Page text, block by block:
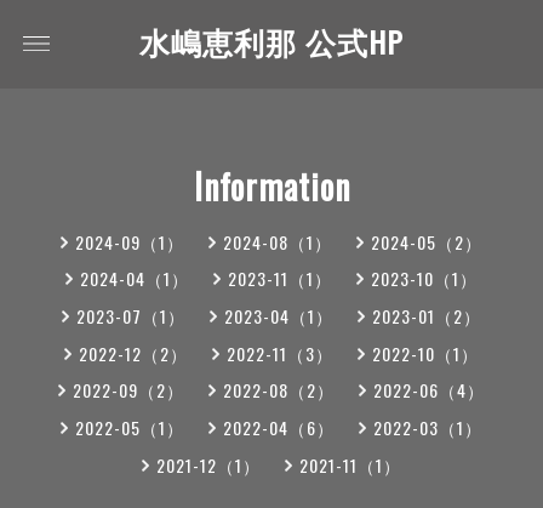
水嶋恵利那 公式HP
Information
2024-09（1） 2024-08（1）
2024-05（2）
2024-04（1）
2023-11（1）
2023-10（1）
2023-07（1）
2023-04（1）
2023-01（2）
2022-12（2）
2022-11（3）
2022-10（1）
2022-09（2）
2022-08（2）
2022-06（4）
2022-05（1）
2022-04（6）
2022-03（1）
2021-12（1）
2021-11（1）